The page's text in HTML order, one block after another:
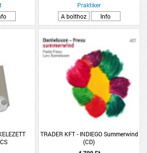
Praktiker
A bolthoz
Info
TRADER KFT - INDIEGO Summerwind
(CD)